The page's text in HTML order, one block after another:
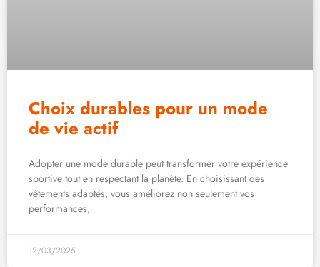
Choix durables pour un mode
de vie actif
Adopter une mode durable peut transformer votre expérience
sportive tout en respectant la planète. En choisissant des
vêtements adaptés, vous améliorez non seulement vos
performances,
12/03/2025